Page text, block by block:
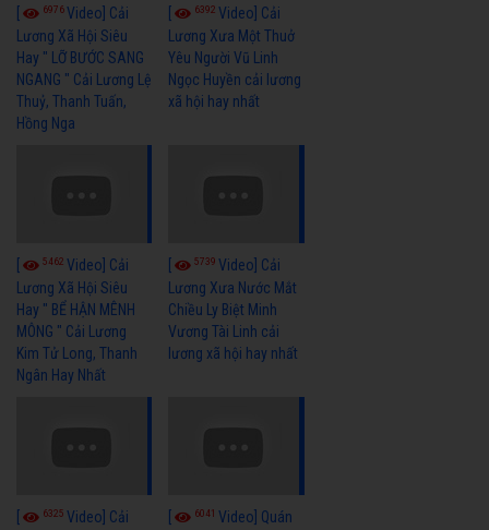
6976Video] Cải
Lương Xã Hội Siêu
Hay " LỠ BƯỚC SANG
NGANG " Cải Lương Lệ
Thuỷ, Thanh Tuấn,
Hồng Nga
6392Video] Cải
Lương Xưa Một Thuở
Yêu Người Vũ Linh
Ngọc Huyền cải lương
xã hội hay nhất
5462 Video] Cải
Lương Xã Hội Siêu
Hay " BỂ HẬN MÊNH
MÔNG " Cải Lương
Kim Tử Long, Thanh
Ngân Hay Nhất
5739Video] Cải
Lương Xưa Nước Mắt
Chiều Ly Biệt Minh
Vương Tài Linh cải
lương xã hội hay nhất
6325 Video] Cải
6041Video] Quán